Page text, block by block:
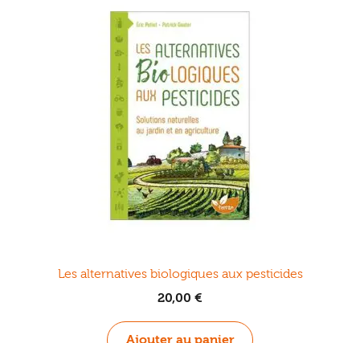
Les alternatives biologiques aux pesticides
20,00 €
Ajouter au panier